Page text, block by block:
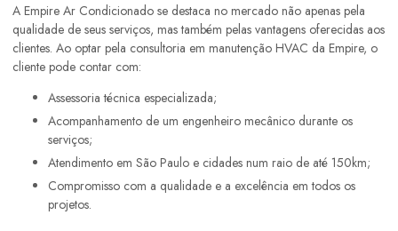
A Empire Ar Condicionado se destaca no mercado não apenas pela
qualidade de seus serviços, mas também pelas vantagens oferecidas aos
clientes. Ao optar pela consultoria em manutenção HVAC da Empire, o
cliente pode contar com:
Assessoria técnica especializada;
Acompanhamento de um engenheiro mecânico durante os
serviços;
Atendimento em São Paulo e cidades num raio de até 150km;
Compromisso com a qualidade e a excelência em todos os
projetos.